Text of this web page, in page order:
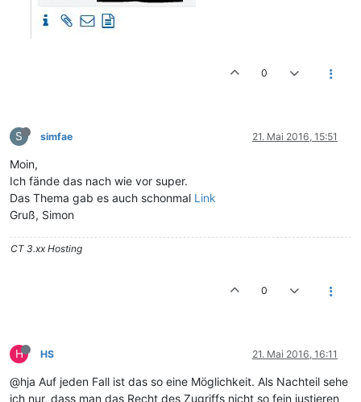
0
S simfae 21. Mai 2016, 15:51
Moin,
Ich fände das nach wie vor super.
Das Thema gab es auch schonmal Link
Gruß, Simon
CT 3.xx Hosting
0
H HS 21. Mai 2016, 16:11
@hja Auf jeden Fall ist das so eine Möglichkeit. Als Nachteil sehe
ich nur, dass man das Recht des Zugriffs nicht so fein justieren